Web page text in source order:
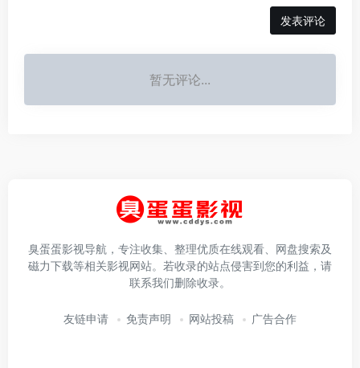
发表评论
暂无评论...
臭蛋蛋影视导航，专注收集、整理优质在线观看、网盘搜索及
磁力下载等相关影视网站。若收录的站点侵害到您的利益，请
联系我们删除收录。
友链申请 免责声明 网站投稿 广告合作